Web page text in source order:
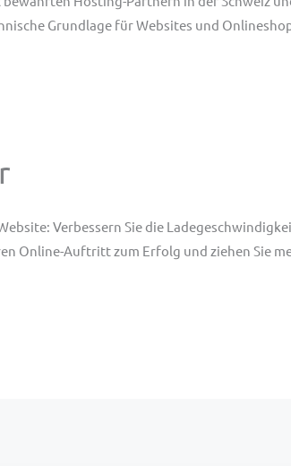
Grundlage für Websites und
Verbessern Sie die
Online-Auftritt zum Erfolg und ziehen Sie